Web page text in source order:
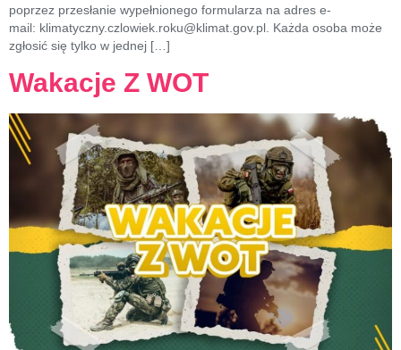
poprzez przesłanie wypełnionego formularza na adres e-
mail: klimatyczny.czlowiek.roku@klimat.gov.pl. Każda osoba może
zgłosić się tylko w jednej […]
Wakacje Z WOT